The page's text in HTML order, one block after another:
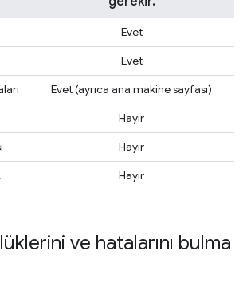
Evet
Evet
Evet (ayrıca ana makine sayfası)
Hayır
Hayır
Hayır
ve hatalarını bulma